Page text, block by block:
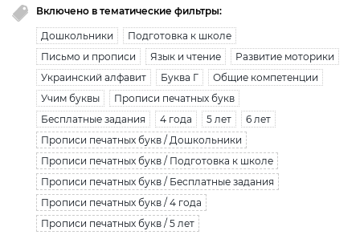
Включено в тематические фильтры:
Дошкольники
Подготовка к школе
Письмо и прописи
Язык и чтение
Развитие моторики
Украинский алфавит
Буква Г
Общие компетенции
Учим буквы
Прописи печатных букв
Бесплатные задания
4 года 5 лет
6 лет
Прописи печатных букв / Дошкольники
Прописи печатных букв / Подготовка к школе
Прописи печатных букв / Бесплатные задания
Прописи печатных букв / 4 года
Прописи печатных букв / 5 лет